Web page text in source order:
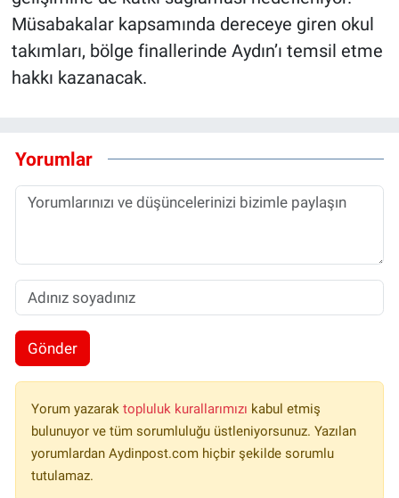
Müsabakalar kapsamında dereceye giren okul
takımları, bölge finallerinde Aydın’ı temsil etme
hakkı kazanacak.
Yorumlar
Gönder
Yorum yazarak topluluk kurallarımızı kabul etmiş
bulunuyor ve tüm sorumluluğu üstleniyorsunuz. Yazılan
yorumlardan Aydinpost.com hiçbir şekilde sorumlu
tutulamaz.